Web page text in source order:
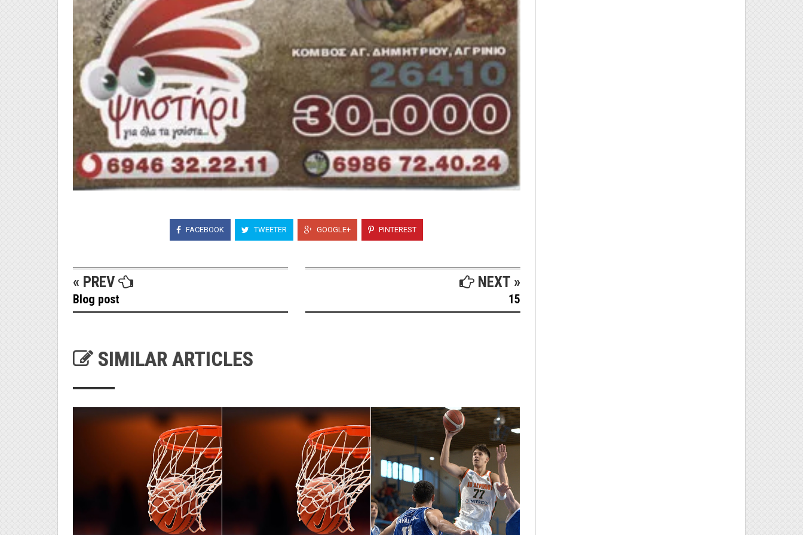
FACEBOOK TWEETER GOOGLE+ PINTEREST
« PREV
Blog post
NEXT »
15
SIMILAR ARTICLES